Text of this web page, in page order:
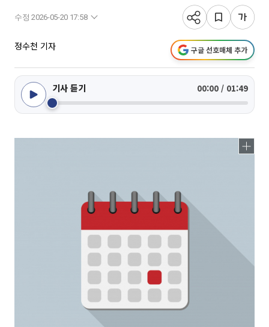
수정 2026-05-20 17:58
정수천 기자 구글 선호매체 추가
기사 듣기 00:00 / 01:49